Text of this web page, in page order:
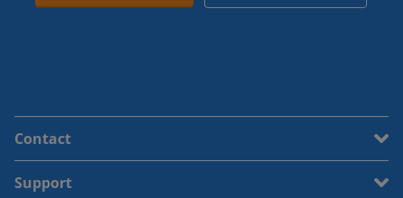
Contact
Support